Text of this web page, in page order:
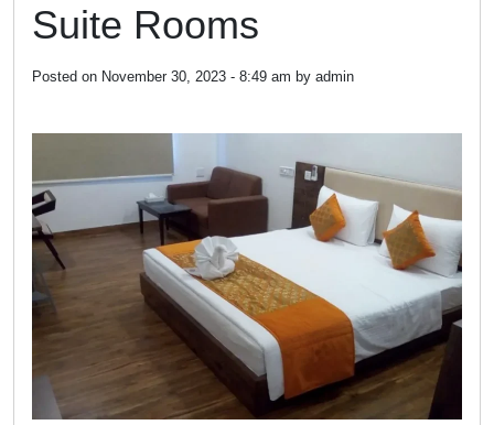
Suite Rooms
Posted on November 30, 2023 - 8:49 am by admin